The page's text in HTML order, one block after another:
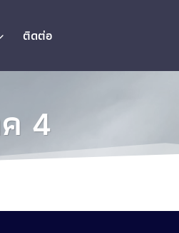
ติดต่อ
4